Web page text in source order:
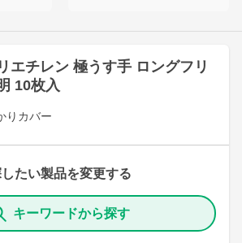
エチレン 極うす手 ロングフリ
10枚入
りカバー
たい製品を変更する
キーワードから探す